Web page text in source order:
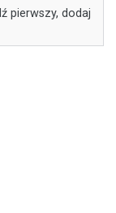
pierwszy, dodaj